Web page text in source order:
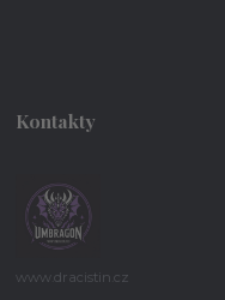
Kontakty
www.dracistin.cz